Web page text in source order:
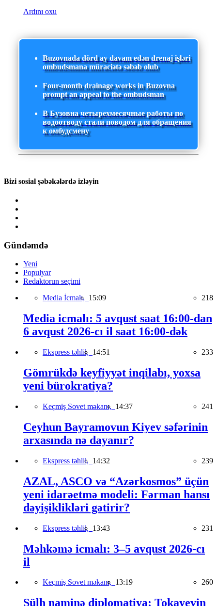
Ardını oxu
Buzovnada dörd ay davam edən drenaj işləri
ombudsmana müraciətə səbəb olub
Four-month drainage works in Buzovna
prompt an appeal to the ombudsman
В Бузовна четырехмесячные работы по
водоотводу стали поводом для обращения
к омбудсмену
Bizi sosial şəbəkələrdə izləyin
Gündəmdə
Yeni
Populyar
Redaktorun seçimi
Media İcmalı, 15:09 218
Media icmalı: 5 avqust saat 16:00-dan
6 avqust 2026-cı il saat 16:00-dək
Ekspress təhlil, 14:51 233
Gömrükdə keyfiyyət inqilabı, yoxsa
yeni bürokratiya?
Keçmiş Sovet məkanı, 14:37 241
Ceyhun Bayramovun Kiyev səfərinin
arxasında nə dayanır?
Ekspress təhlil, 14:32 239
AZAL, ASCO və “Azərkosmos” üçün
yeni idarəetmə modeli: Fərman hansı
dəyişiklikləri gətirir?
Ekspress təhlil, 13:43 231
Məhkəmə icmalı: 3–5 avqust 2026-cı
il
Keçmiş Sovet məkanı, 13:19 260
Sülh naminə diplomatiya: Tokayevin